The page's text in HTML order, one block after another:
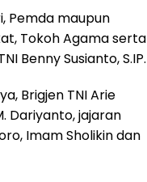
Pemda maupun
Tokoh Agama serta
Benny Susianto, S.IP.
Brigjen TNI Arie
Dariyanto, jajaran
Imam Sholikin dan